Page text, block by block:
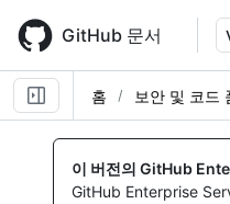
main
content
GitHub 문서
홈 보안 및 코드
이 버전의 GitHub
GitHub Enterprise